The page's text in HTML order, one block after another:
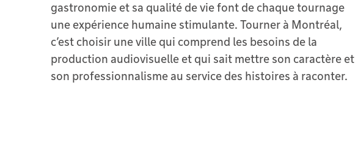
gastronomie et sa qualité de vie font de chaque tournage
une expérience humaine stimulante. Tourner à Montréal,
c’est choisir une ville qui comprend les besoins de la
production audiovisuelle et qui sait mettre son caractère et
son professionnalisme au service des histoires à raconter.